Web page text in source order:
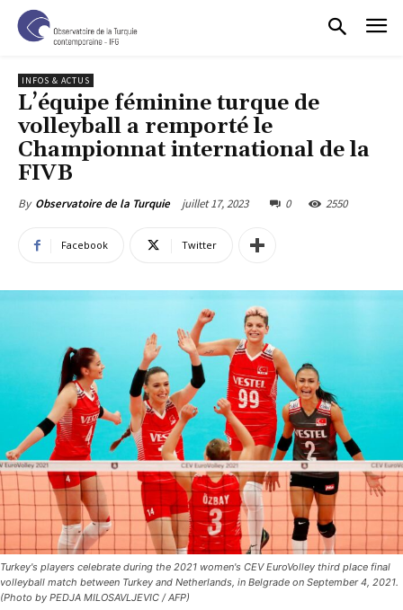
INFOS & ACTUS
L’équipe féminine turque de
volleyball a remporté le
Championnat international de la
FIVB
By Observatoire de la Turquie juillet 17, 2023 0 2550
Facebook Twitter
Turkey's players celebrate during the 2021 women's CEV EuroVolley third place final
volleyball match between Turkey and Netherlands, in Belgrade on September 4, 2021.
(Photo by PEDJA MILOSAVLJEVIC / AFP)